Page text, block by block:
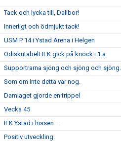
Tack och lycka till, Dalibor!
Innerligt och ödmjukt tack!
USM P 14 i Ystad Arena i Helgen
Odiskutabelt IFK gick på knock i 1:a
Supportrarna sjöng och sjöng och sjöng.
Som om inte detta var nog.
Damlaget gjorde en trippel
Vecka 45
IFK Ystad i hissen....
Positiv utveckling.